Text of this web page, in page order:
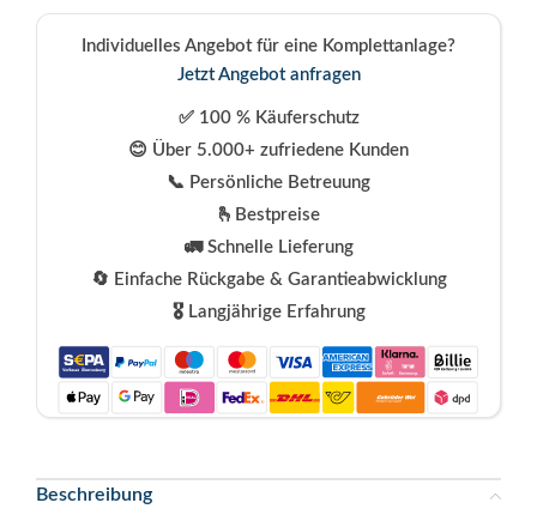
Individuelles Angebot für eine Komplettanlage?
Jetzt Angebot anfragen
✅ 100 % Käuferschutz
😊 Über 5.000+ zufriedene Kunden
📞 Persönliche Betreuung
🫰Bestpreise
🚛 Schnelle Lieferung
🔄 Einfache Rückgabe & Garantieabwicklung
🎖️ Langjährige Erfahrung
Beschreibung